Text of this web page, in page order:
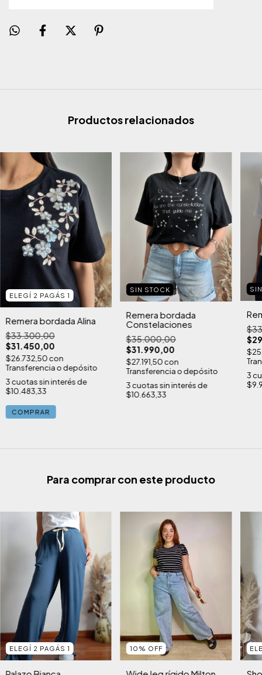
Productos relacionados
ELEGÍ 2 PAGÁS 1
Remera bordada Alina
$33.300,00
$31.450,00
$26.732,50con
Transferencia o depósito
3cuotas sin interés de
$10.483,33
COMPRAR
SIN STOCK
Remera bordada
Constelaciones
$35.000,00
$31.990,00
$27.191,50con
Transferencia o depósito
3cuotas sin interés de
$10.663,33
3
Para comprar con este producto
ELEGÍ 2 PAGÁS 1 10 % OFF